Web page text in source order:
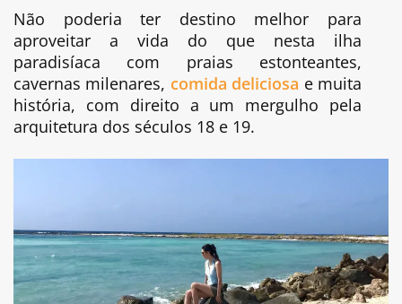
Não poderia ter destino melhor para
aproveitar a vida do que nesta ilha
paradisíaca com praias estonteantes,
cavernas milenares, comida deliciosa e muita
história, com direito a um mergulho pela
arquitetura dos séculos 18 e 19.